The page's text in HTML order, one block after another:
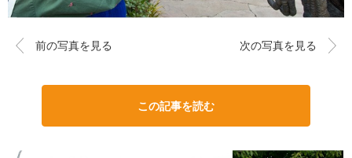
前の写真を見る 次の写真を見る
この記事を読む